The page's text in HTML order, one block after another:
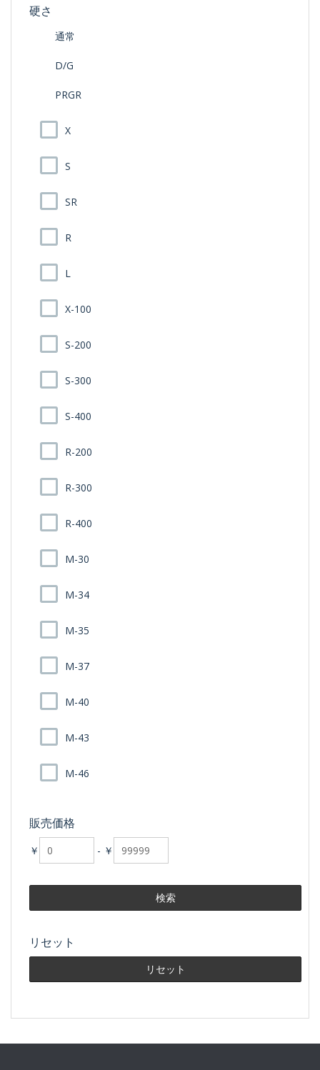
硬さ
通常
D/G
PRGR
X
S
SR
R
L
X-100
S-200
S-300
S-400
R-200
R-300
R-400
M-30
M-34
M-35
M-37
M-40
M-43
M-46
販売価格
￥ - ￥
リセット